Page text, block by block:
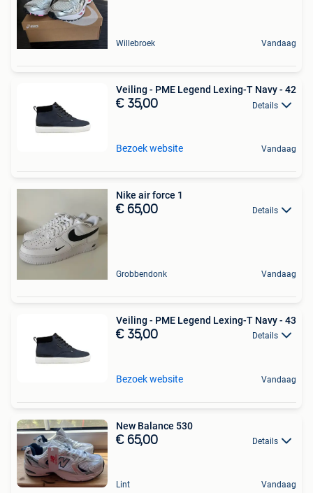
Willebroek Vandaag
Veiling - PME Legend Lexing-T Navy - 42
€ 35,00 Details
Bezoek website Vandaag
Nike air force 1
€ 65,00 Details
Grobbendonk Vandaag
Veiling - PME Legend Lexing-T Navy - 43
€ 35,00 Details
Bezoek website Vandaag
New Balance 530
€ 65,00 Details
Lint Vandaag